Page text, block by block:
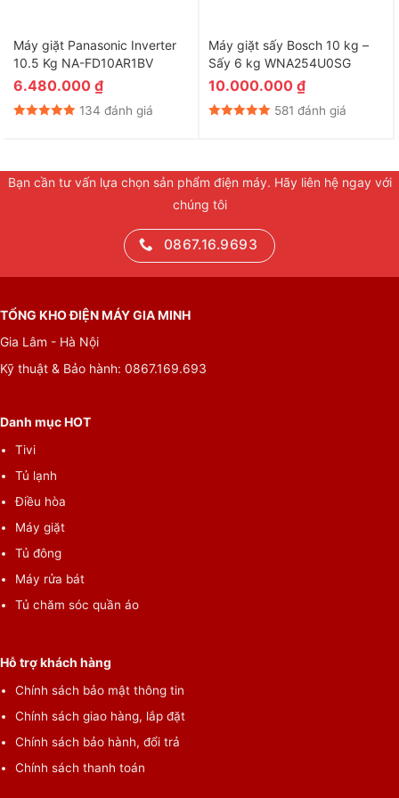
*Hình ảnh chỉ mang tính chất minh họa
Electrolux Life
Bạn có thể kết nối Wifi để điều khiển bằng điện thoại với nhiều
chương trình giặt làm sạch tới 48 loại vải và 40 loại vết bẩn
*Hình ảnh chỉ mang tính chất minh họa
Thêm quần áo trong khi giặt tiện lợi, hạn chế bỏ sót
quần áo
Thêm quần áo trong khi giặt (Add Clothes) được Electrolux thiết
kế giúp người dùng có thể cho thêm quần áo vào lồng giặt
xong mẻ này rồi giặt tiếp mẻ đồ khác.
Máy giặt Panasonic Inverter
10.5 Kg NA-FD10AR1BV
6.480.000 ₫
134 đánh giá
Máy giặt sấy Bosch 10 kg –
Sấy 6 kg WNA254U0SG
10.000.000 ₫
581 đánh giá
Bạn cần tư vấn lựa chọn sản phẩm điện máy. Hãy liên hệ ngay với
chúng tôi
0867.16.9693
TỔNG KHO ĐIỆN MÁY GIA MINH
Gia Lâm - Hà Nội
Kỹ thuật & Bảo hành: 0867.169.693
Danh mục HOT
Tivi
Tủ lạnh
Điều hòa
Máy giặt
Tủ đông
Máy rửa bát
Tủ chăm sóc quần áo
Hỗ trợ khách hàng
Chính sách bảo mật thông tin
Chính sách giao hàng, lắp đặt
Chính sách bảo hành, đổi trả
Chính sách thanh toán